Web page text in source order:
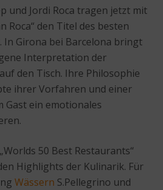
und Jordi Roca tragen jetzt mit
Roca“ den Titel des besten
In Girona bei Barcelona bringt
Interpretation der
den Tisch. Ihre Philosophie
ihrer Vorfahren und einer
Gast ein emotionales
50 Best Restaurants“
Highlights der Kulinarik. Für
Wässern S.Pellegrino und